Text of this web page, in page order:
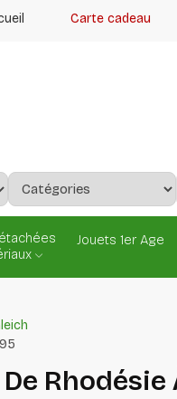
Carte cadeau
Jouets 1er Age